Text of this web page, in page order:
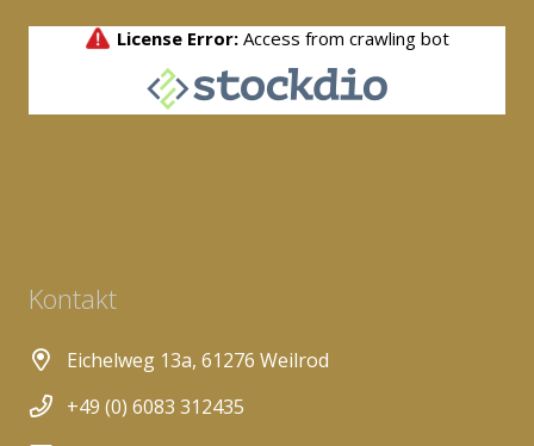
Kontakt
Eichelweg 13a, 61276 Weilrod
+49 (0) 6083 312435